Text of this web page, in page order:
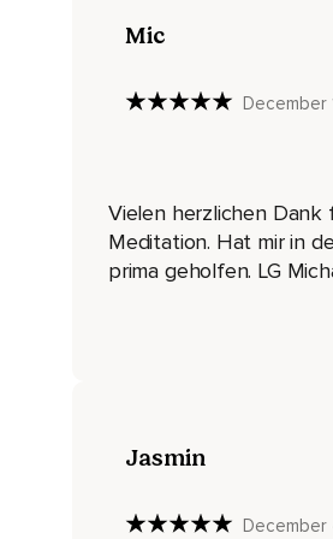
Ist es dann wirklich zu viel für mich?
Denn ich muss einfach nur ein
Unterm Mund.
Aber ich habe doch so viel zu tun.
Unterm Arm.
Wenn ich es nicht schaffe?
Mic
December
Vielen herzlichen Dank
Meditation. Hat mir in
prima geholfen. LG
Jasmin
December